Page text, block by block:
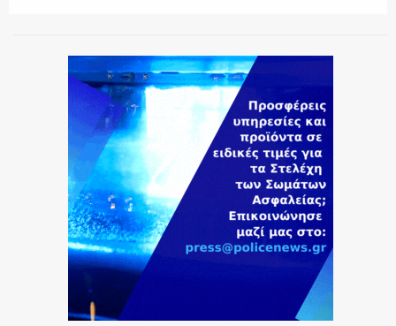
ΑΣΤΥΝΟΜΙΚΟ ΡΕΠΟΡΤΑΖ
Η ΦΩΝΗ ΣΟΥ